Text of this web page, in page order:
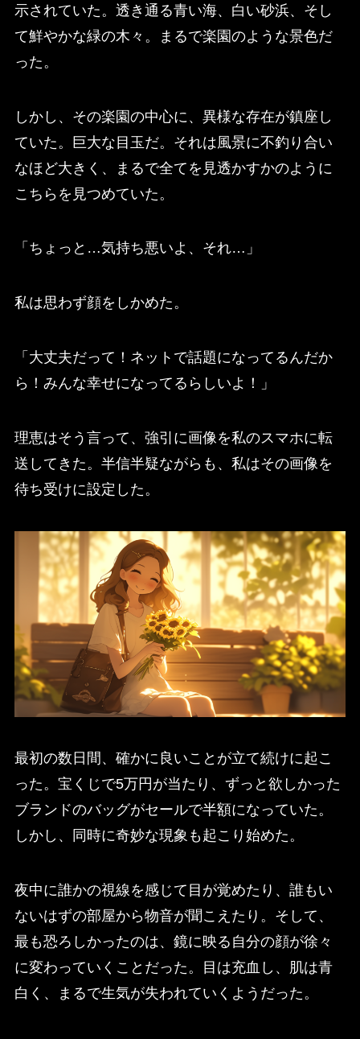
示されていた。透き通る青い海、白い砂浜、そし
て鮮やかな緑の木々。まるで楽園のような景色だ
った。
しかし、その楽園の中心に、異様な存在が鎮座し
ていた。巨大な目玉だ。それは風景に不釣り合い
なほど大きく、まるで全てを見透かすかのように
こちらを見つめていた。
「ちょっと…気持ち悪いよ、それ…」
私は思わず顔をしかめた。
「大丈夫だって！ネットで話題になってるんだか
ら！みんな幸せになってるらしいよ！」
理恵はそう言って、強引に画像を私のスマホに転
送してきた。半信半疑ながらも、私はその画像を
待ち受けに設定した。
最初の数日間、確かに良いことが立て続けに起こ
った。宝くじで5万円が当たり、ずっと欲しかった
ブランドのバッグがセールで半額になっていた。
しかし、同時に奇妙な現象も起こり始めた。
夜中に誰かの視線を感じて目が覚めたり、誰もい
ないはずの部屋から物音が聞こえたり。そして、
最も恐ろしかったのは、鏡に映る自分の顔が徐々
に変わっていくことだった。目は充血し、肌は青
白く、まるで生気が失われていくようだった。